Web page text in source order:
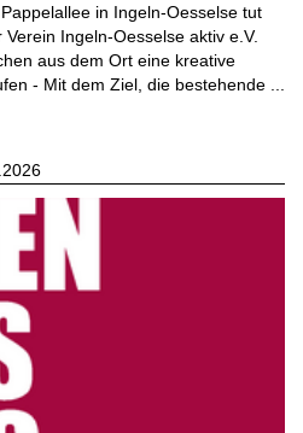
in Ingeln-Oesselse tut
Ingeln-Oesselse aktiv e.V.
aus dem Ort eine kreative
- Mit dem Ziel, die bestehende ...